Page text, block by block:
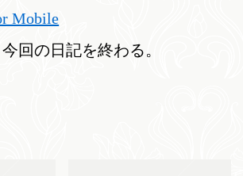
Mobile
回の日記を終わる。